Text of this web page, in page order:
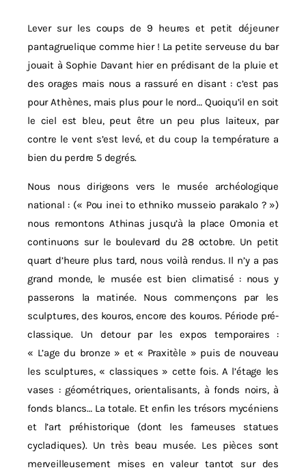
Lever sur les coups de 9 heures et petit déjeuner
pantagruelique comme hier ! La petite serveuse du bar
jouait à Sophie Davant hier en prédisant de la pluie et
des orages mais nous a rassuré en disant : c’est pas
pour Athènes, mais plus pour le nord… Quoiqu’il en soit
le ciel est bleu, peut être un peu plus laiteux, par
contre le vent s’est levé, et du coup la température a
bien du perdre 5 degrés.
Nous nous dirigeons vers le musée archéologique
national : (« Pou inei to ethniko musseio parakalo ? »)
nous remontons Athinas jusqu’à la place Omonia et
continuons sur le boulevard du 28 octobre. Un petit
quart d’heure plus tard, nous voilà rendus. Il n’y a pas
grand monde, le musée est bien climatisé : nous y
passerons la matinée. Nous commençons par les
sculptures, des kouros, encore des kouros. Période pré-
classique. Un detour par les expos temporaires :
« L’age du bronze » et « Praxitèle » puis de nouveau
les sculptures, « classiques » cette fois. A l’étage les
vases : géométriques, orientalisants, à fonds noirs, à
fonds blancs… La totale. Et enfin les trésors mycéniens
et l’art préhistorique (dont les fameuses statues
cycladiques). Un très beau musée. Les pièces sont
merveilleusement mises en valeur tantot sur des